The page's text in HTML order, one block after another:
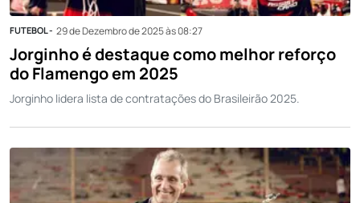
FUTEBOL - 29 de Dezembro de 2025 às 08:27
Jorginho é destaque como melhor reforço
do Flamengo em 2025
Jorginho lidera lista de contratações do Brasileirão 2025.